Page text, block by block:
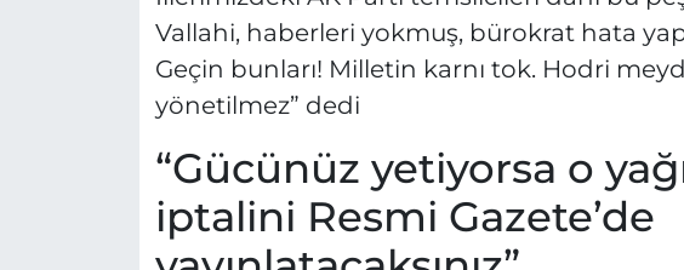
Vallahi, haberleri yokmuş, bürokrat hata
Geçin bunları! Milletin karnı tok. Hodri
yönetilmez” dedi
“Gücünüz yetiyorsa o
iptalini Resmi Gazete’de